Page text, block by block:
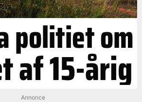
politiet om
af 15-årig
Annonce